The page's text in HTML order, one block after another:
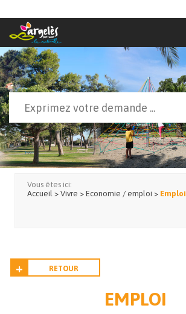
Formulaire de recherche
Vous êtes ici:
Accueil > Vivre > Economie / emploi > Emploi
RETOUR
EMPLOI